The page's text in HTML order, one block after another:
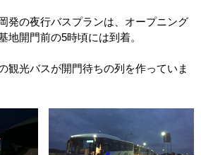
発の夜行バスプランは、オープニング
地開門前の5時頃には到着。
観光バスが開門待ちの列を作っていま